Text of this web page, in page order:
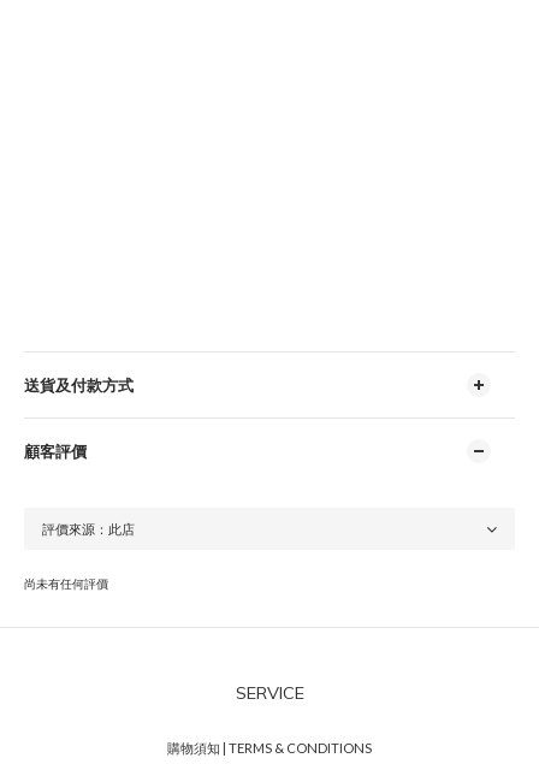
送貨及付款方式
顧客評價
尚未有任何評價
SERVICE
購物須知 | TERMS & CONDITIONS